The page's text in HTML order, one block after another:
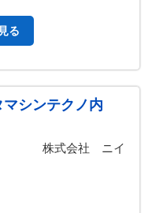
る
シンテクノ内
０ 株式会社 ニイ